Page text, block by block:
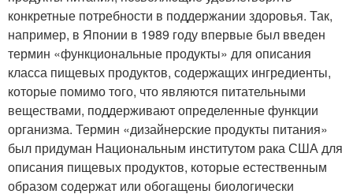
конкретные потребности в поддержании здоровья. Так,
например, в Японии в 1989 году впервые был введен
термин «функциональные продукты» для описания
класса пищевых продуктов, содержащих ингредиенты,
которые помимо того, что являются питательными
веществами, поддерживают определенные функции
организма. Термин «дизайнерские продукты питания»
был придуман Национальным институтом рака США для
описания пищевых продуктов, которые естественным
образом содержат или обогащены биологически